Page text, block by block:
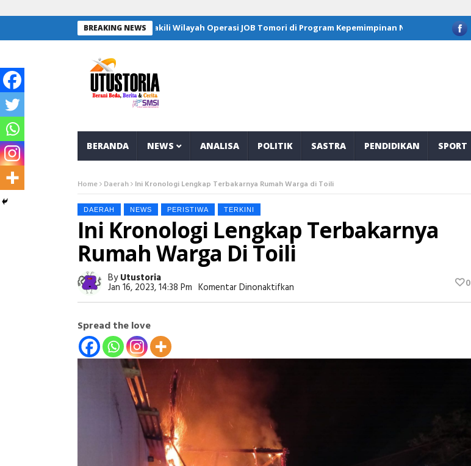
BREAKING NEWS
Empat Pelajar Banggai Wakili Wilayah Operasi JOB Tomori di Program Kepemimpinan Nasional GFLN 2026
BERANDA NEWS ANALISA POLITIK SASTRA PENDIDIKAN SPORT
Home Daerah Ini Kronologi Lengkap Terbakarnya Rumah Warga di Toili
DAERAH NEWS PERISTIWA TERKINI
Ini Kronologi Lengkap Terbakarnya
Rumah Warga Di Toili
ByUtustoria
Jan 16, 2023, 14:38 Pm Komentar Dinonaktifkan
Kronologi
Di
0
Spread the love